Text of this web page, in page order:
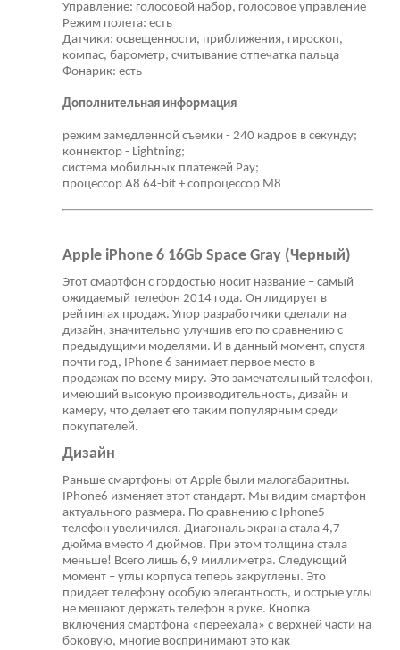
Управление: голосовой набор, голосовое управление
Режим полета: есть
Датчики: освещенности, приближения, гироскоп,
компас, барометр, считывание отпечатка пальца
Фонарик: есть
Дополнительная информация
режим замедленной съемки - 240 кадров в секунду;
коннектор - Lightning;
система мобильных платежей Pay;
процессор A8 64-bit + сопроцессор M8
Apple iPhone 6 16Gb Space Gray (Черный)
Этот смартфон с гордостью носит название – самый
ожидаемый телефон 2014 года. Он лидирует в
рейтингах продаж. Упор разработчики сделали на
дизайн, значительно улучшив его по сравнению с
предыдущими моделями. И в данный момент, спустя
почти год, IPhone 6 занимает первое место в
продажах по всему миру. Это замечательный телефон,
имеющий высокую производительность, дизайн и
камеру, что делает его таким популярным среди
покупателей.
Дизайн
Раньше смартфоны от Apple были малогабаритны.
IPhone6 изменяет этот стандарт. Мы видим смартфон
актуального размера. По сравнению с Iphone5
телефон увеличился. Диагональ экрана стала 4,7
дюйма вместо 4 дюймов. При этом толщина стала
меньше! Всего лишь 6,9 миллиметра. Следующий
момент – углы корпуса теперь закруглены. Это
придает телефону особую элегантность, и острые углы
не мешают держать телефон в руке. Кнопка
включения смартфона «переехала» с верхней части на
боковую, многие воспринимают это как